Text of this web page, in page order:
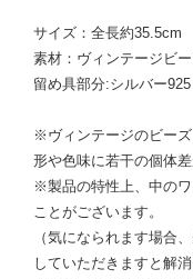
サイズ：全長約35.5cm
素材：ヴィンテージビ
留め具部分:シルバー925
※ヴィンテージのビーズ
形や色味に若干の個体
※製品の特性上、中の
ことがございます。
（気になられます場合
していただきますと解消